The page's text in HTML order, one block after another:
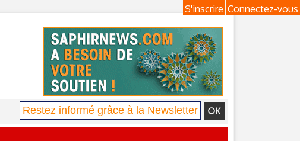
Connectez-vous
S'inscrire